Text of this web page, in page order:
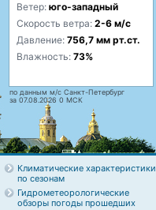
Ветер: юго-западный
Скорость ветра: 2-6 м/с
Давление: 756,7 мм рт.ст.
Влажность: 73%
по данным м/с Санкт-Петербург
за 07.08.2026 0 МСК
Климатические характеристики
по сезонам
Гидрометеорологические
обзоры погоды прошедших